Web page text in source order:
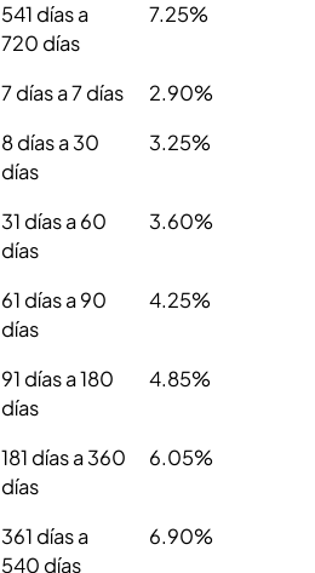
541 días a
720 días
7.25%
7 días a 7 días
2.90%
8 días a 30
días
3.25%
31 días a 60
días
3.60%
61 días a 90
días
4.25%
91 días a 180
días
4.85%
181 días a 360
días
6.05%
361 días a
540 días
6.90%